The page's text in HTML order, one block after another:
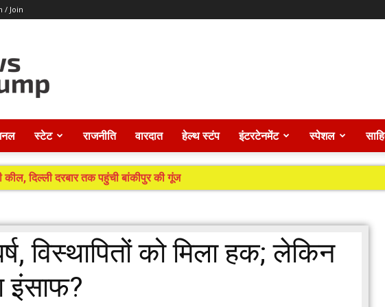
/ Join
स्टेट राजनीति वारदात हेल्थ स्टंप इंटरटेनमेंट स्पेशल
दिल्ली दरबार तक पहुंची बांकीपुर की गूंज
विस्थापितों को मिला हक; लेकिन
इंसाफ?